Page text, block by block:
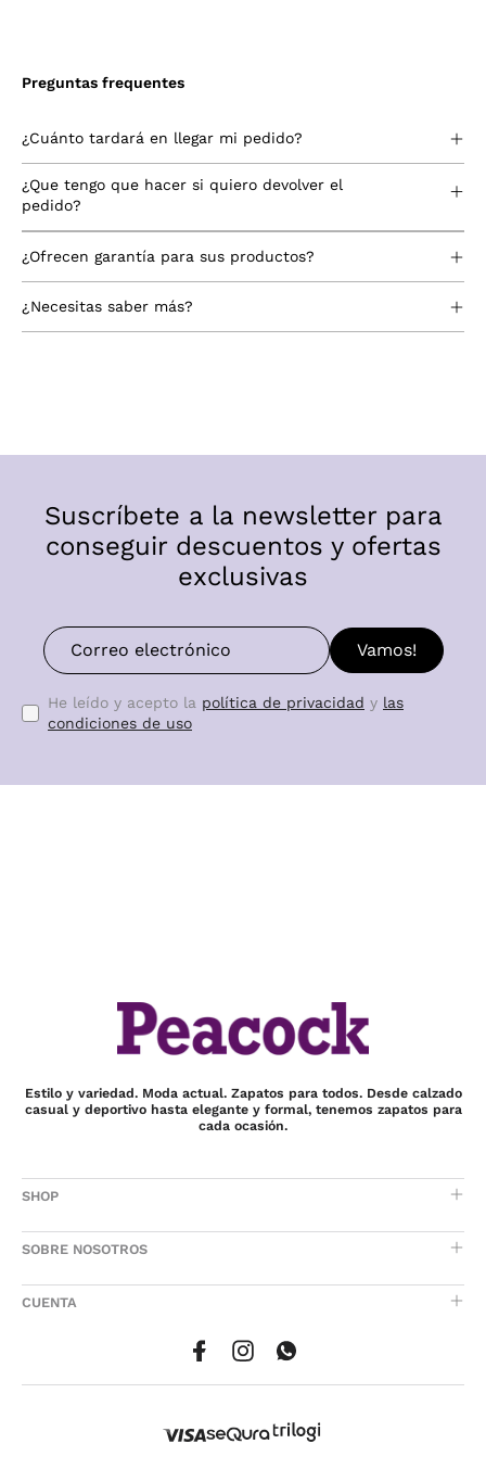
Preguntas frequentes
¿Cuánto tardará en llegar mi pedido?
¿Que tengo que hacer si quiero devolver el
pedido?
¿Ofrecen garantía para sus productos?
¿Necesitas saber más?
Suscríbete a la newsletter para
conseguir descuentos y ofertas
exclusivas
Vamos!
He leído y acepto la política de privacidad y las
condiciones de uso
Estilo y variedad. Moda actual. Zapatos para todos. Desde calzado
casual y deportivo hasta elegante y formal, tenemos zapatos para
cada ocasión.
SHOP
SOBRE NOSOTROS
CUENTA